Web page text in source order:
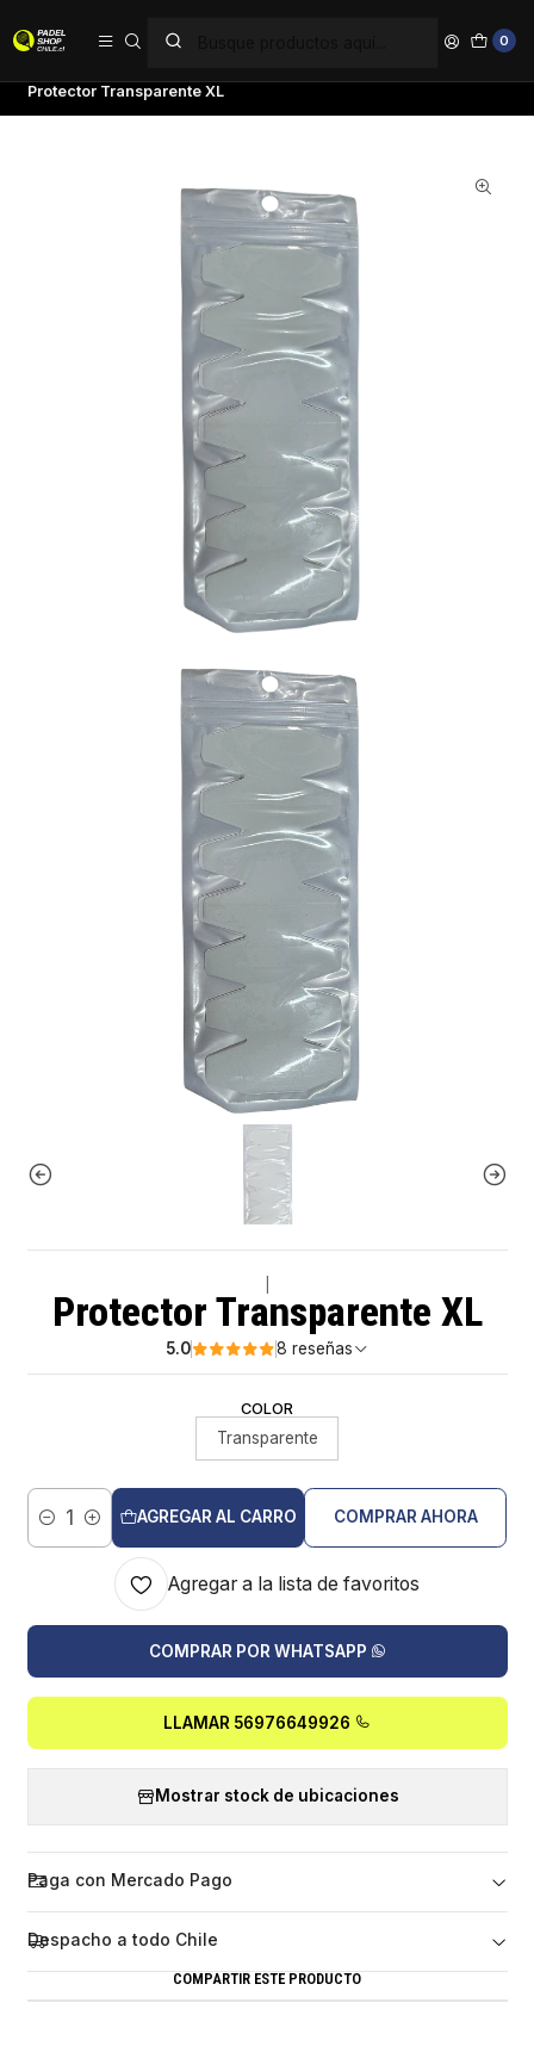
0
Protector Transparente XL
Protector Transparente XL
5.0 8 reseñas
COLOR
Transparente
Cantidad
AGREGAR AL CARRO COMPRAR AHORA
Agregar a la lista de favoritos
COMPRAR POR WHATSAPP
LLAMAR 56976649926
Mostrar stock de ubicaciones
Paga con Mercado Pago
Despacho a todo Chile
COMPARTIR ESTE PRODUCTO